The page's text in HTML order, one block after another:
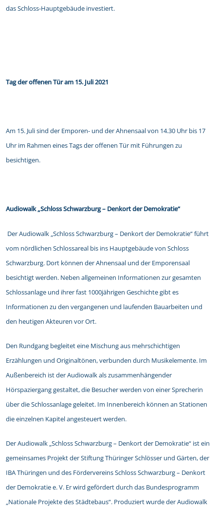
das Schloss-Hauptgebäude investiert.
Tag der offenen Tür am 15. Juli 2021
Am 15. Juli sind der Emporen- und der Ahnensaal von 14.30 Uhr bis 17
Uhr im Rahmen eines Tags der offenen Tür mit Führungen zu
besichtigen.
Audiowalk „Schloss Schwarzburg – Denkort der Demokratie“
Der Audiowalk „Schloss Schwarzburg – Denkort der Demokratie“ führt
vom nördlichen Schlossareal bis ins Hauptgebäude von Schloss
Schwarzburg. Dort können der Ahnensaal und der Emporensaal
besichtigt werden. Neben allgemeinen Informationen zur gesamten
Schlossanlage und ihrer fast 1000jährigen Geschichte gibt es
Informationen zu den vergangenen und laufenden Bauarbeiten und
den heutigen Akteuren vor Ort.
Den Rundgang begleitet eine Mischung aus mehrschichtigen
Erzählungen und Originaltönen, verbunden durch Musikelemente. Im
Außenbereich ist der Audiowalk als zusammenhängender
Hörspaziergang gestaltet, die Besucher werden von einer Sprecherin
über die Schlossanlage geleitet. Im Innenbereich können an Stationen
die einzelnen Kapitel angesteuert werden.
Der Audiowalk „Schloss Schwarzburg – Denkort der Demokratie“ ist ein
gemeinsames Projekt der Stiftung Thüringer Schlösser und Gärten, der
IBA Thüringen und des Fördervereins Schloss Schwarzburg – Denkort
der Demokratie e. V. Er wird gefördert durch das Bundesprogramm
„Nationale Projekte des Städtebaus“. Produziert wurde der Audiowalk